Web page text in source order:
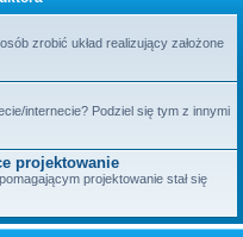
zrobić układ realizujący założone
internecie? Podziel się tym z innymi
projektowanie
projektowanie stał się